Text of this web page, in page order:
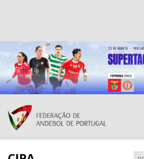
Resultados Andebol
Federação de Andebol de Portugal
Grátis - Disponivel na Play Store